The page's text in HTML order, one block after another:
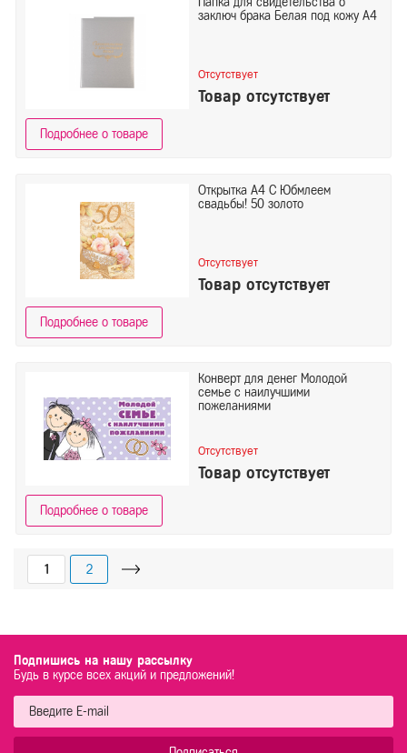
заключ брака Белая под кожу А4
Отсутствует
Товар отсутствует
Подробнее о товаре
Открытка А4 С Юбмлеем
свадьбы! 50 золото
Отсутствует
Товар отсутствует
Подробнее о товаре
Конверт для денег Молодой
семье с наилучшими
пожеланиями
Отсутствует
Товар отсутствует
Подробнее о товаре
1 2
Подпишись на нашу рассылку
Будь в курсе всех акций и предложений!